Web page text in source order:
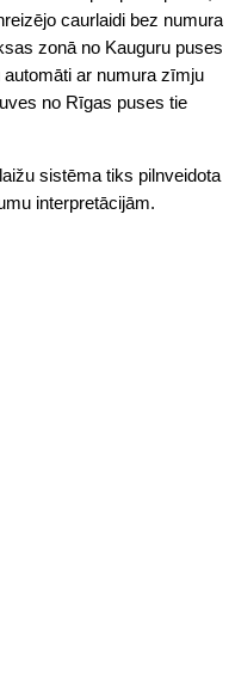
caurlaidi bez numura
zonā no Kauguru puses
ar numura zīmju
no Rīgas puses tie
sistēma tiks pilnveidota
interpretācijām.